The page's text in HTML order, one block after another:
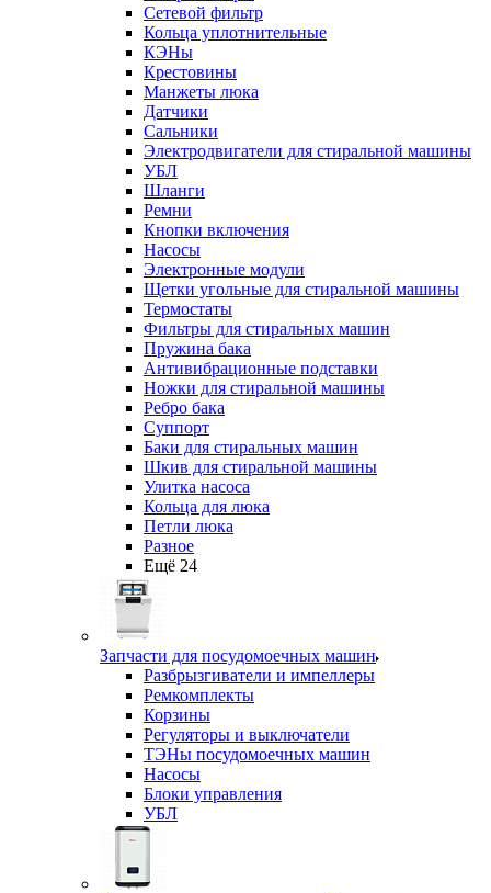
Сетевой фильтр
Кольца уплотнительные
КЭНы
Крестовины
Манжеты люка
Датчики
Сальники
Электродвигатели для стиральной машины
УБЛ
Шланги
Ремни
Кнопки включения
Насосы
Электронные модули
Щетки угольные для стиральной машины
Термостаты
Фильтры для стиральных машин
Пружина бака
Антивибрационные подставки
Ножки для стиральной машины
Ребро бака
Суппорт
Баки для стиральных машин
Шкив для стиральной машины
Улитка насоса
Кольца для люка
Петли люка
Разное
Ещё 24
Запчасти для посудомоечных машин
Разбрызгиватели и импеллеры
Ремкомплекты
Корзины
Регуляторы и выключатели
ТЭНы посудомоечных машин
Насосы
Блоки управления
УБЛ